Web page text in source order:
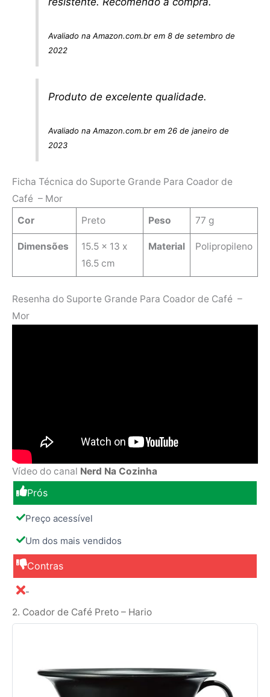
Avaliado na Amazon.com.br em 8 de setembro de
2022
Produto de excelente qualidade.
Avaliado na Amazon.com.br em 26 de janeiro de
2023
Ficha Técnica do Suporte Grande Para Coador de
Café – Mor
Cor
Preto Peso 77 g
Dimensões
‎15.5 x 13 x
16.5 cm
Material ‎Polipropileno
Resenha do Suporte Grande Para Coador de Café –
Mor
Vídeo do canal Nerd Na Cozinha
Prós
Preço acessível
Um dos mais vendidos
Contras
-
2. Coador de Café Preto – Hario